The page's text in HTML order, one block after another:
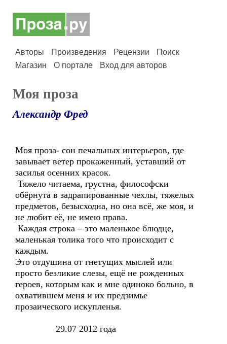
Авторы Произведения Рецензии
Поиск
Магазин
О портале Вход для авторов
Моя проза
Александр Фред
Моя проза- сон печальных интерьеров, где
завывает ветер прокаженный, уставший от
засилья осенних красок.
Тяжело читаема, грустна, философски
обёрнута в задрапированные чехлы, тяжелых
предметов, безысходна, но она всё, же моя, и
не любит её, не имею права.
Каждая строка – это маленькое блюдце,
маленькая толика того что происходит с
каждым.
Это отдушина от гнетущих мыслей или
просто безликие слезы, ещё не рожденных
героев, которым как и мне одиноко больно, в
охватившем меня и их предзимье
прозаического искупленья.
29.07 2012 года